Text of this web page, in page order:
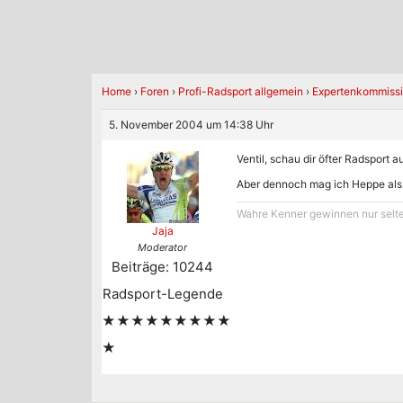
Home › Foren › Profi-Radsport allgemein ›
5. November 2004 um 14:38 Uhr
Jaja
Moderator
Beiträge: 10244
Radsport-Legende
★★★★★★★★★
★
Ventil, schau dir öfter Radsport
Aber dennoch mag ich Heppe
Wahre Kenner gewinnen nur